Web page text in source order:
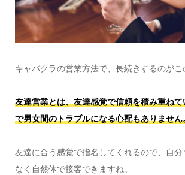
キャバクラの営業方法で、長続きするのがこ
友達営業とは、友達感覚で信頼を積み重ね
で男女間のトラブルになる心配もありません。
友達に合う感覚で指名してくれるので、自分
なく自然体で接客できますね。